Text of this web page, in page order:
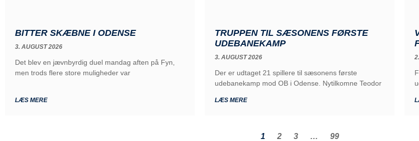
BITTER SKÆBNE I ODENSE
3. AUGUST 2026
Det blev en jævnbyrdig duel mandag aften på Fyn,
men trods flere store muligheder var
LÆS MERE
TRUPPEN TIL SÆSONENS FØRSTE
UDEBANEKAMP
3. AUGUST 2026
Der er udtaget 21 spillere til sæsonens første
udebanekamp mod OB i Odense. Nytilkomne Teodor
LÆS MERE
1 2 3 … 99